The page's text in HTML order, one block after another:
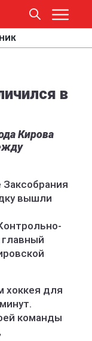
в
Кирова
вышли
хоккея для
команды